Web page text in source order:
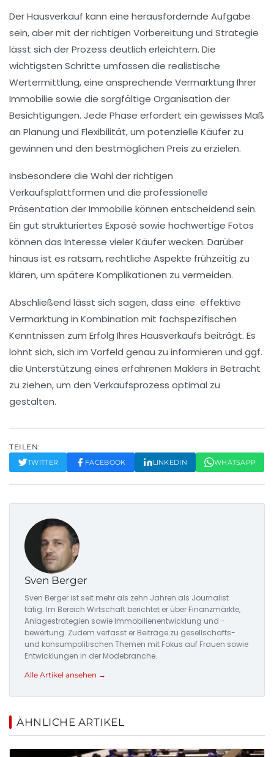
DerHausverkauf kann eine herausfordernde Aufgabe
sein, aber mit der richtigen Vorbereitung und Strategie
lässt sich der Prozess deutlich erleichtern. Die
wichtigsten Schritte umfassen die realistische
Wertermittlung, eine ansprechende Vermarktung Ihrer
Immobilie sowie die sorgfältige Organisation der
Besichtigungen. Jede Phase erfordert ein gewisses Maß
an Planung und Flexibilität, um potenzielle Käufer zu
gewinnen und den bestmöglichen Preis zu erzielen.
Insbesondere die Wahl der richtigen
Verkaufsplattformen und die professionelle
Präsentation der Immobilie können entscheidend sein.
Ein gut strukturiertes Exposé sowie hochwertige Fotos
können das Interesse vieler Käufer wecken. Darüber
hinaus ist es ratsam, rechtliche Aspekte frühzeitig zu
klären, um spätere Komplikationen zu vermeiden.
Abschließend lässt sich sagen, dass eine effektive
Vermarktung in Kombination mit fachspezifischen
Kenntnissen zum Erfolg Ihres Hausverkaufs beiträgt. Es
lohnt sich, sich im Vorfeld genau zu informieren und ggf.
die Unterstützung eines erfahrenen Maklers in Betracht
zu ziehen, um den Verkaufsprozess optimal zu
gestalten.
TEILEN:
TWITTER FACEBOOK LINKEDIN WHATSAPP
Sven Berger
Sven Berger ist seit mehr als zehn Jahren als Journalist
tätig. Im Bereich Wirtschaft berichtet er über Finanzmärkte,
Anlagestrategien sowie Immobilienentwicklung und -
bewertung. Zudem verfasst er Beiträge zu gesellschafts-
und konsumpolitischen Themen mit Fokus auf Frauen sowie
Entwicklungen in der Modebranche.
Alle Artikel ansehen →
ÄHNLICHE ARTIKEL